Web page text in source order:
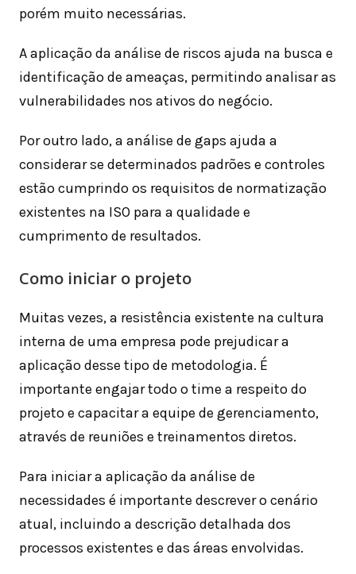
porém muito necessárias.
A aplicação da análise de riscos ajuda na busca e
identificação de ameaças, permitindo analisar as
vulnerabilidades nos ativos do negócio.
Por outro lado, a análise de gaps ajuda a
considerar se determinados padrões e controles
estão cumprindo os requisitos de normatização
existentes na ISO para a qualidade e
cumprimento de resultados.
Como iniciar o projeto
Muitas vezes, a resistência existente na cultura
interna de uma empresa pode prejudicar a
aplicação desse tipo de metodologia. É
importante engajar todo o time a respeito do
projeto e capacitar a equipe de gerenciamento,
através de reuniões e treinamentos diretos.
Para iniciar a aplicação da análise de
necessidades é importante descrever o cenário
atual, incluindo a descrição detalhada dos
processos existentes e das áreas envolvidas.